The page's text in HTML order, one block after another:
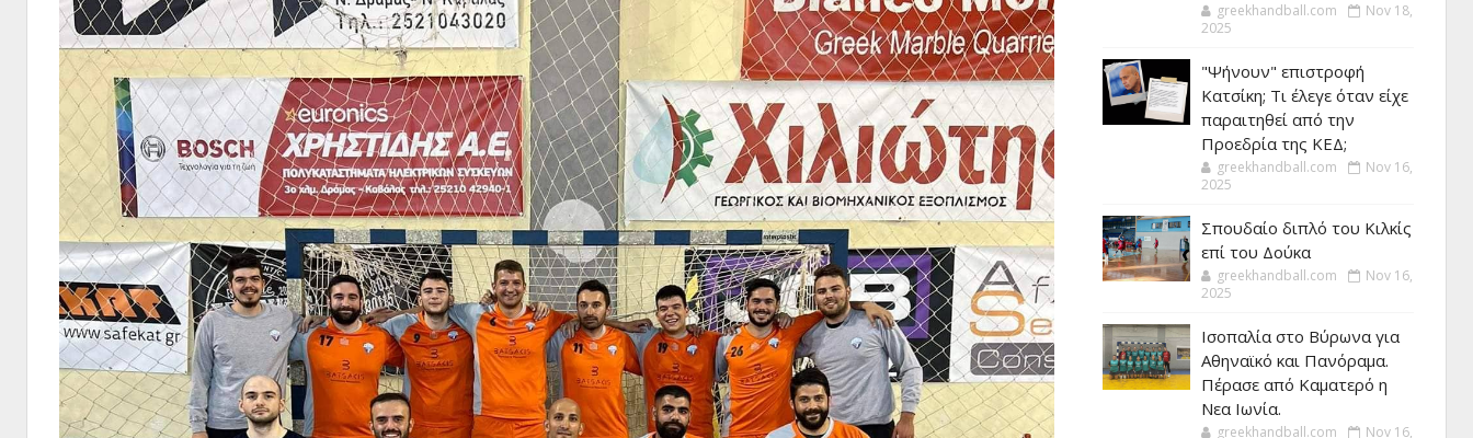
greekhandball.com
Nov 18,
2025
"Ψήνουν" επιστροφή
Κατσίκη; Τι έλεγε όταν είχε
παραιτηθεί από την
Προεδρία της ΚΕΔ;
greekhandball.com
Nov 16,
2025
Σπουδαίο διπλό του Κιλκίς
επί του Δούκα
greekhandball.com
Nov 16,
2025
Ισοπαλία στο Βύρωνα για
Αθηναϊκό και Πανόραμα.
Πέρασε από Καματερό η
Νεα Ιωνία.
greekhandball.com Nov 16,